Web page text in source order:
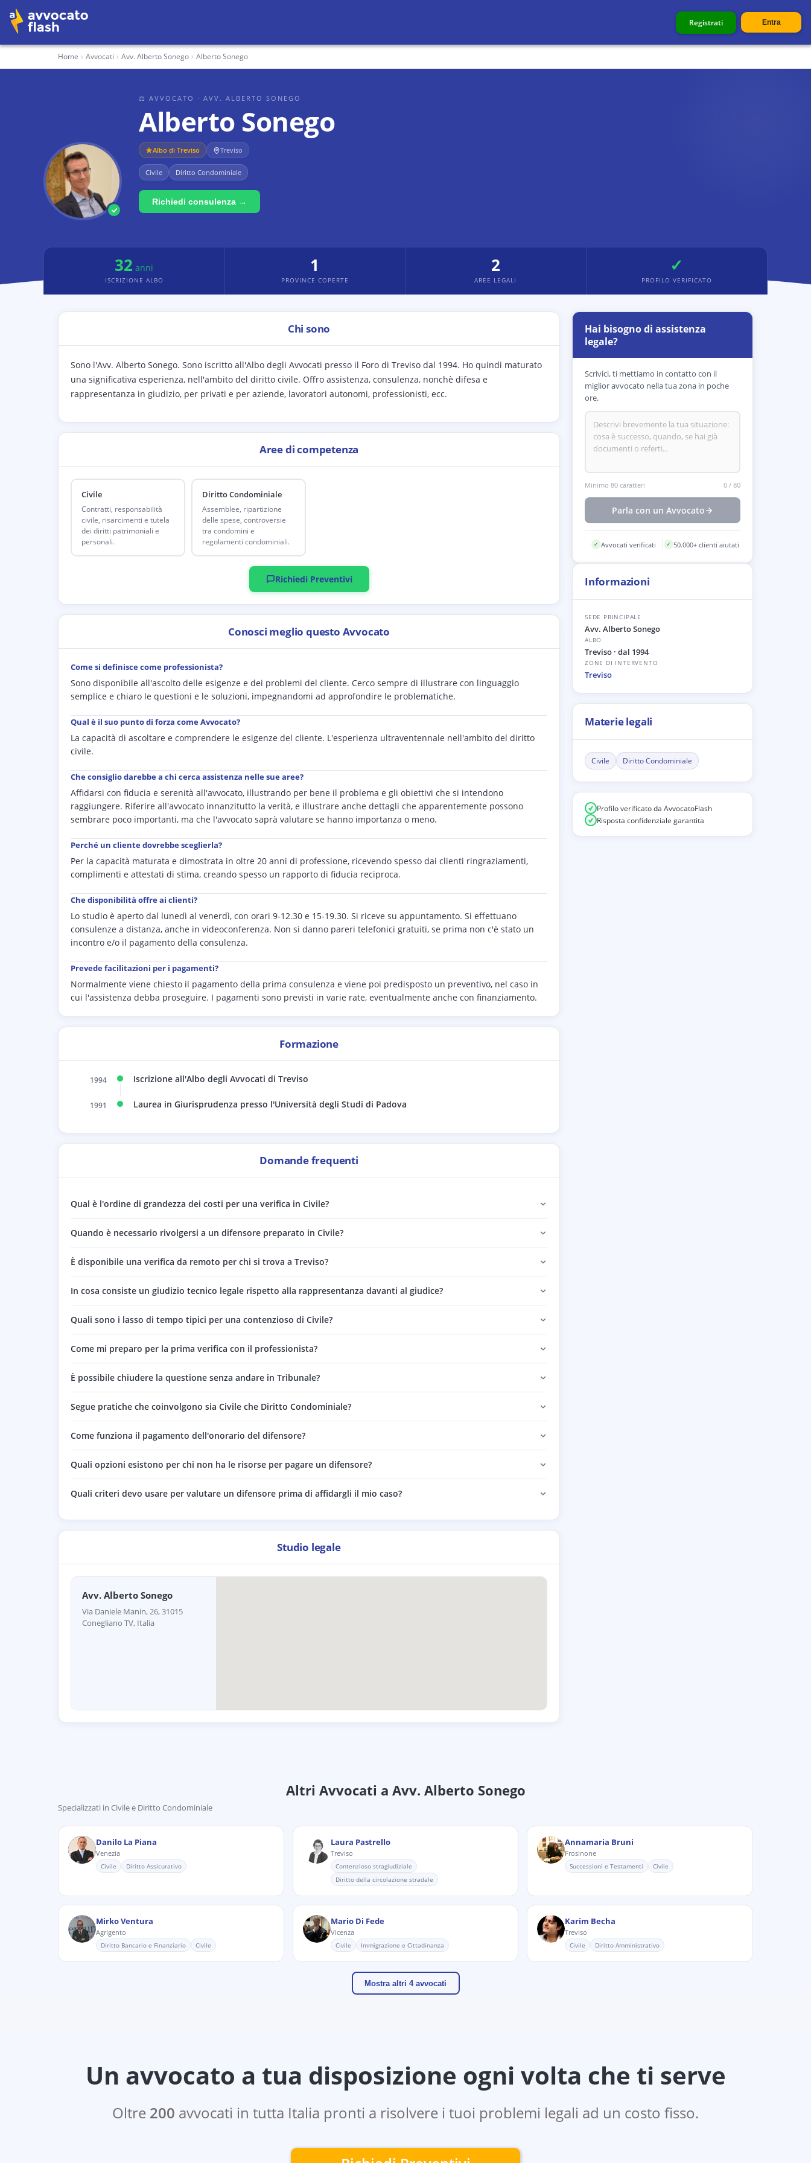
Registrati Entra
Home › Avvocati › Avv. Alberto Sonego › Alberto Sonego
⚖ AVVOCATO · AVV. ALBERTO SONEGO
Alberto Sonego
Albo di Treviso Treviso
Civile Diritto Condominiale
Richiedi consulenza →
32 anni
ISCRIZIONE ALBO
1
PROVINCE COPERTE
2
AREE LEGALI
✓
PROFILO VERIFICATO
Chi sono
Sono l'Avv. Alberto Sonego. Sono iscritto all'Albo degli Avvocati presso il Foro di Treviso dal 1994. Ho quindi maturato
una significativa esperienza, nell'ambito del diritto civile. Offro assistenza, consulenza, nonchè difesa e
rappresentanza in giudizio, per privati e per aziende, lavoratori autonomi, professionisti, ecc.
Aree di competenza
Civile
Contratti, responsabilità
civile, risarcimenti e tutela
dei diritti patrimoniali e
personali.
Diritto Condominiale
Assemblee, ripartizione
delle spese, controversie
tra condomini e
regolamenti condominiali.
Richiedi Preventivi
Conosci meglio questo Avvocato
Come si definisce come professionista?
Sono disponibile all'ascolto delle esigenze e dei problemi del cliente. Cerco sempre di illustrare con linguaggio
semplice e chiaro le questioni e le soluzioni, impegnandomi ad approfondire le problematiche.
Qual è il suo punto di forza come Avvocato?
La capacità di ascoltare e comprendere le esigenze del cliente. L'esperienza ultraventennale nell'ambito del diritto
civile.
Che consiglio darebbe a chi cerca assistenza nelle sue aree?
Affidarsi con fiducia e serenità all'avvocato, illustrando per bene il problema e gli obiettivi che si intendono
raggiungere. Riferire all'avvocato innanzitutto la verità, e illustrare anche dettagli che apparentemente possono
sembrare poco importanti, ma che l'avvocato saprà valutare se hanno importanza o meno.
Perché un cliente dovrebbe sceglierla?
Per la capacità maturata e dimostrata in oltre 20 anni di professione, ricevendo spesso dai clienti ringraziamenti,
complimenti e attestati di stima, creando spesso un rapporto di fiducia reciproca.
Che disponibilità offre ai clienti?
Lo studio è aperto dal lunedì al venerdì, con orari 9-12.30 e 15-19.30. Si riceve su appuntamento. Si effettuano
consulenze a distanza, anche in videoconferenza. Non si danno pareri telefonici gratuiti, se prima non c'è stato un
incontro e/o il pagamento della consulenza.
Prevede facilitazioni per i pagamenti?
Normalmente viene chiesto il pagamento della prima consulenza e viene poi predisposto un preventivo, nel caso in
cui l'assistenza debba proseguire. I pagamenti sono previsti in varie rate, eventualmente anche con finanziamento.
Formazione
1994 Iscrizione all'Albo degli Avvocati di Treviso
1991 Laurea in Giurisprudenza presso l'Università degli Studi di Padova
Domande frequenti
Qual è l'ordine di grandezza dei costi per una verifica in Civile?
Quando è necessario rivolgersi a un difensore preparato in Civile?
È disponibile una verifica da remoto per chi si trova a Treviso?
In cosa consiste un giudizio tecnico legale rispetto alla rappresentanza davanti al giudice?
Quali sono i lasso di tempo tipici per una contenzioso di Civile?
Come mi preparo per la prima verifica con il professionista?
È possibile chiudere la questione senza andare in Tribunale?
Segue pratiche che coinvolgono sia Civile che Diritto Condominiale?
Come funziona il pagamento dell'onorario del difensore?
Quali opzioni esistono per chi non ha le risorse per pagare un difensore?
Quali criteri devo usare per valutare un difensore prima di affidargli il mio caso?
Studio legale
Avv. Alberto Sonego
Via Daniele Manin, 26, 31015
Conegliano TV, Italia
Hai bisogno di assistenza
legale?
Scrivici, ti mettiamo in contatto con il
miglior avvocato nella tua zona in poche
ore.
Minimo 80 caratteri 0 / 80
Parla con un Avvocato
✓ Avvocati verificati ✓ 50.000+ clienti aiutati
Informazioni
SEDE PRINCIPALE
Avv. Alberto Sonego
ALBO
Treviso · dal 1994
ZONE DI INTERVENTO
Treviso
Materie legali
Civile Diritto Condominiale
Profilo verificato da AvvocatoFlash
Risposta confidenziale garantita
Altri Avvocati a Avv. Alberto Sonego
Specializzati in Civile e Diritto Condominiale
Danilo La Piana
Venezia
Civile Diritto Assicurativo
Laura Pastrello
Treviso
Contenzioso stragiudiziale
Diritto della circolazione stradale
Annamaria Bruni
Frosinone
Successioni e Testamenti Civile
Mirko Ventura
Agrigento
Diritto Bancario e Finanziario Civile
Mario Di Fede
Vicenza
Civile Immigrazione e Cittadinanza
Karim Becha
Treviso
Civile Diritto Amministrativo
Mostra altri 4 avvocati
Un avvocato a tua disposizione ogni volta che ti serve
Oltre 200 avvocati in tutta Italia pronti a risolvere i tuoi problemi legali ad un costo fisso.